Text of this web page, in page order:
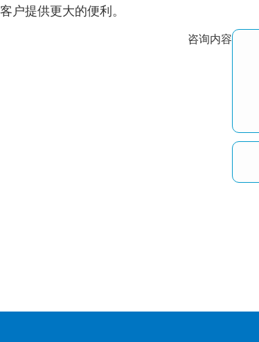
户提供更大的便利。
咨询内容